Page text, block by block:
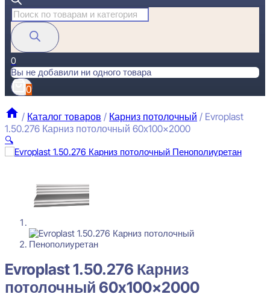
Поиск
товаров
0
Вы не добавили ни одного товара
0
/ Каталог товаров / Карниз потолочный / Evroplast
1.50.276 Карниз потолочный 60x100x2000
🔍
Evroplast 1.50.276 Карниз потолочный 60x100x2000
Перейти в избранное Закрыть
Evroplast 1.50.276 Карниз
потолочный 60x100x2000